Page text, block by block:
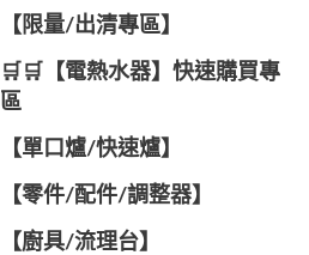
【限量/出清專區】
🛒🛒【電熱水器】快速購買專
區
【單口爐/快速爐】
【零件/配件/調整器】
【廚具/流理台】